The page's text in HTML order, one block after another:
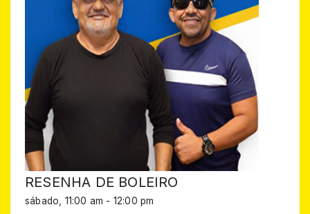
RESENHA DE BOLEIRO
sábado, 11:00 am - 12:00 pm